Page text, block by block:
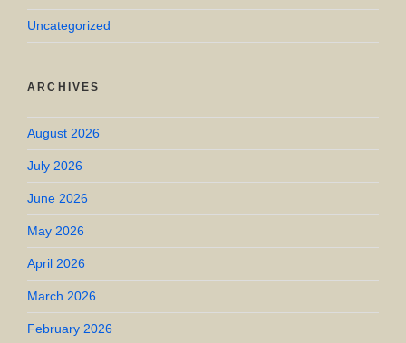
Uncategorized
ARCHIVES
August 2026
July 2026
June 2026
May 2026
April 2026
March 2026
February 2026